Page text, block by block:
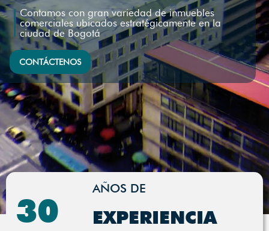
Contamos con gran variedad de inmuebles
comerciales ubicados estratégicamente en la
ciudad de Bogotá
CONTÁCTENOS
30
AÑOS DE
EXPERIENCIA